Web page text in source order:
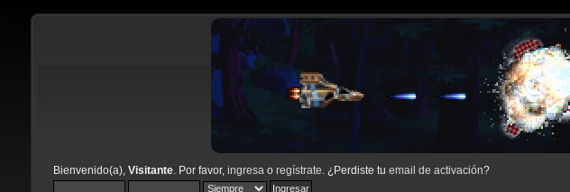
Bienvenido(a), Visitante. Por favor, ingresa o regístrate . ¿Perdiste tu email de activación?